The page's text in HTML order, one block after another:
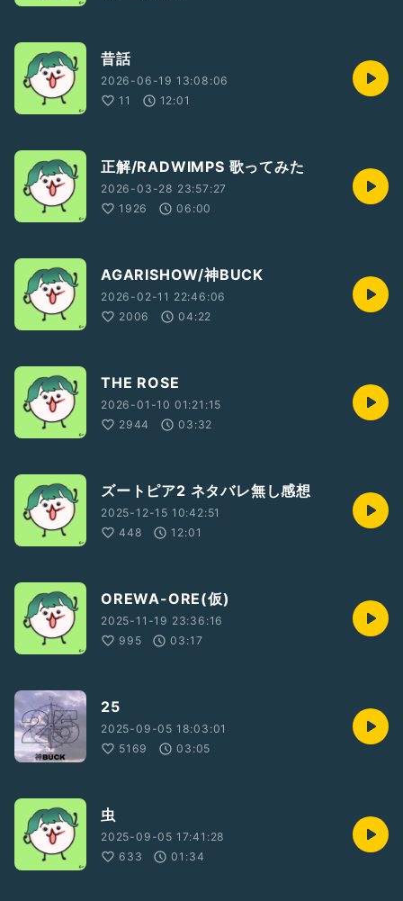
昔話
2026-06-19 13:08:06
11
12:01
正解/RADWIMPS 歌ってみた
2026-03-28 23:57:27
1926
06:00
AGARISHOW/神BUCK
2026-02-11 22:46:06
2006
04:22
THE ROSE
2026-01-10 01:21:15
2944
03:32
ズートピア2 ネタバレ無し感想
2025-12-15 10:42:51
448
12:01
OREWA-ORE(仮)
2025-11-19 23:36:16
995
03:17
25
2025-09-05 18:03:01
5169
03:05
虫
2025-09-05 17:41:28
633
01:34